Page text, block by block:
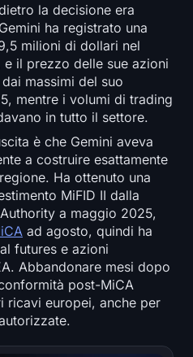
la decisione era
ha registrato una
milioni di dollari nel
il prezzo delle sue azioni
massimi del suo
mentre i volumi di trading
in tutto il settore.
è che Gemini aveva
a costruire esattamente
Ha ottenuto una
MiFID II dalla
a maggio 2025,
ad agosto, quindi ha
futures e azioni
Abbandonare mesi dopo
post-MiCA
ricavi europei, anche per